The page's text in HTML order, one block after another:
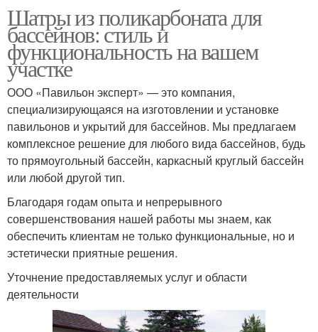
Шатры из поликарбоната для
бассейнов: стиль и
функциональность на вашем
участке
ООО «Павильон эксперт» — это компания,
специализирующаяся на изготовлении и установке
павильонов и укрытий для бассейнов. Мы предлагаем
комплексное решение для любого вида бассейнов, будь
то прямоугольный бассейн, каркасный круглый бассейн
или любой другой тип.
Благодаря годам опыта и непрерывного
совершенствования нашей работы мы знаем, как
обеспечить клиентам не только функциональные, но и
эстетически приятные решения.
Уточнение предоставляемых услуг и области
деятельности